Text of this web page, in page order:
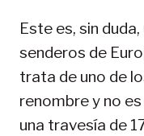
Este es, sin
senderos de
trata de uno de
renombre y no
una travesía de